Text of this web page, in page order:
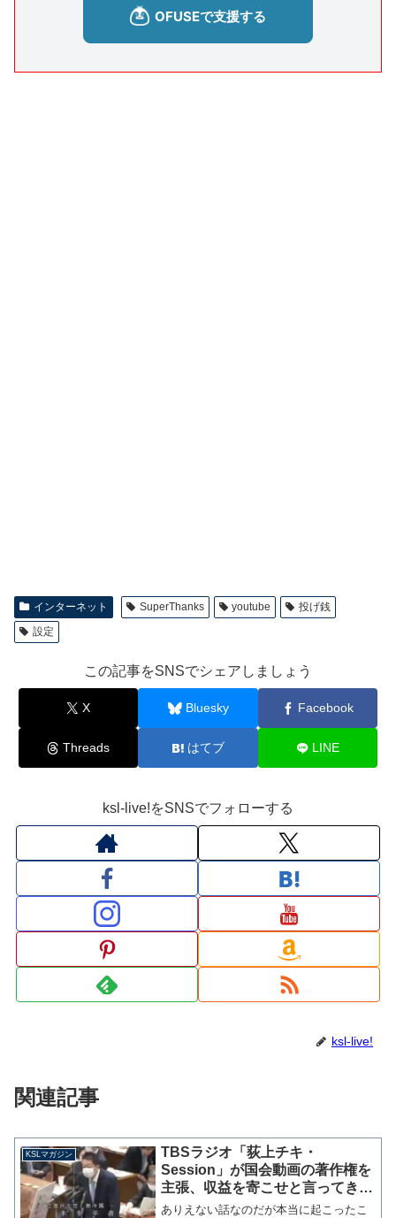
インターネット SuperThanks youtube
投げ銭
設定
この記事をSNSでシェアしましょう
X Bluesky Facebook
Threads はてブ LINE
ksl-live!をSNSでフォローする
ksl-live!
関連記事
KSLマガジン
TBSラジオ「荻上チキ・
Session」が国会動画の著作権を
主張、収益を寄こせと言ってきた
ので一蹴してやった話【マガジン
ありえない話なのだが本当に起こったこ